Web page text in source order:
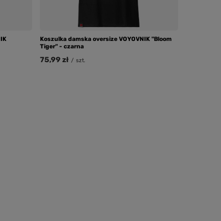
Koszulka damska oversize VOYOVNIK "Bloom
Tiger" - czarna
75,99 zł / szt.